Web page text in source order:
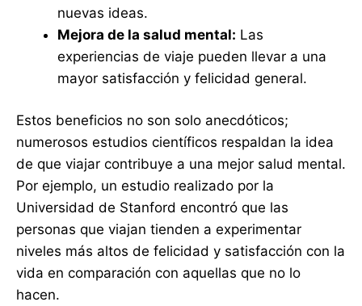
nuevas ideas.
Mejora de la salud mental: Las
experiencias de viaje pueden llevar a una
mayor satisfacción y felicidad general.
Estos beneficios no son solo anecdóticos;
numerosos estudios científicos respaldan la idea
de que viajar contribuye a una mejor salud mental.
Por ejemplo, un estudio realizado por la
Universidad de Stanford encontró que las
personas que viajan tienden a experimentar
niveles más altos de felicidad y satisfacción con la
vida en comparación con aquellas que no lo
hacen.